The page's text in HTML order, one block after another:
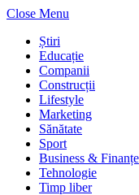
Close Menu
Știri
Educație
Companii
Construcții
Lifestyle
Marketing
Sănătate
Sport
Business & Finanțe
Tehnologie
Timp liber